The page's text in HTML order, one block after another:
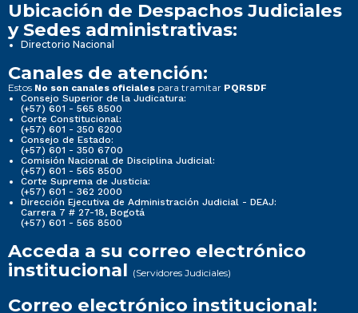
Ubicación de Despachos Judiciales
y Sedes administrativas:
Directorio Nacional
Canales de atención:
Estos No son canales oficiales para tramitar PQRSDF
Consejo Superior de la Judicatura:
(+57) 601 - 565 8500
Corte Constitucional:
(+57) 601 - 350 6200
Consejo de Estado:
(+57) 601 - 350 6700
Comisión Nacional de Disciplina Judicial:
(+57) 601 - 565 8500
Corte Suprema de Justicia:
(+57) 601 - 362 2000
Dirección Ejecutiva de Administración Judicial - DEAJ:
Carrera 7 # 27-18, Bogotá
(+57) 601 - 565 8500
Acceda a su correo electrónico
institucional (Servidores Judiciales)
Correo electrónico institucional: